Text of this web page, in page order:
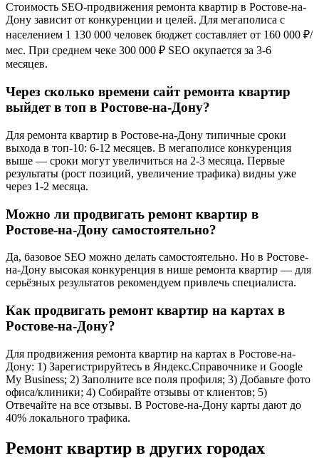
Стоимость SEO-продвижения ремонта квартир в Ростове-на-
Дону зависит от конкуренции и целей. Для мегаполиса с
населением 1 130 000 человек бюджет составляет от 160 000 ₽/
мес. При среднем чеке 300 000 ₽ SEO окупается за 3-6
месяцев.
Через сколько времени сайт ремонта квартир
выйдет в топ в Ростове-на-Дону?
Для ремонта квартир в Ростове-на-Дону типичные сроки
выхода в топ-10: 6-12 месяцев. В мегаполисе конкуренция
выше — сроки могут увеличиться на 2-3 месяца. Первые
результаты (рост позиций, увеличение трафика) видны уже
через 1-2 месяца.
Можно ли продвигать ремонт квартир в
Ростове-на-Дону самостоятельно?
Да, базовое SEO можно делать самостоятельно. Но в Ростове-
на-Дону высокая конкуренция в нише ремонта квартир — для
серьёзных результатов рекомендуем привлечь специалиста.
Как продвигать ремонт квартир на картах в
Ростове-на-Дону?
Для продвижения ремонта квартир на картах в Ростове-на-
Дону: 1) Зарегистрируйтесь в Яндекс.Справочнике и Google
My Business; 2) Заполните все поля профиля; 3) Добавьте фото
офиса/клиники; 4) Собирайте отзывы от клиентов; 5)
Отвечайте на все отзывы. В Ростове-на-Дону карты дают до
40% локального трафика.
Ремонт квартир в других городах